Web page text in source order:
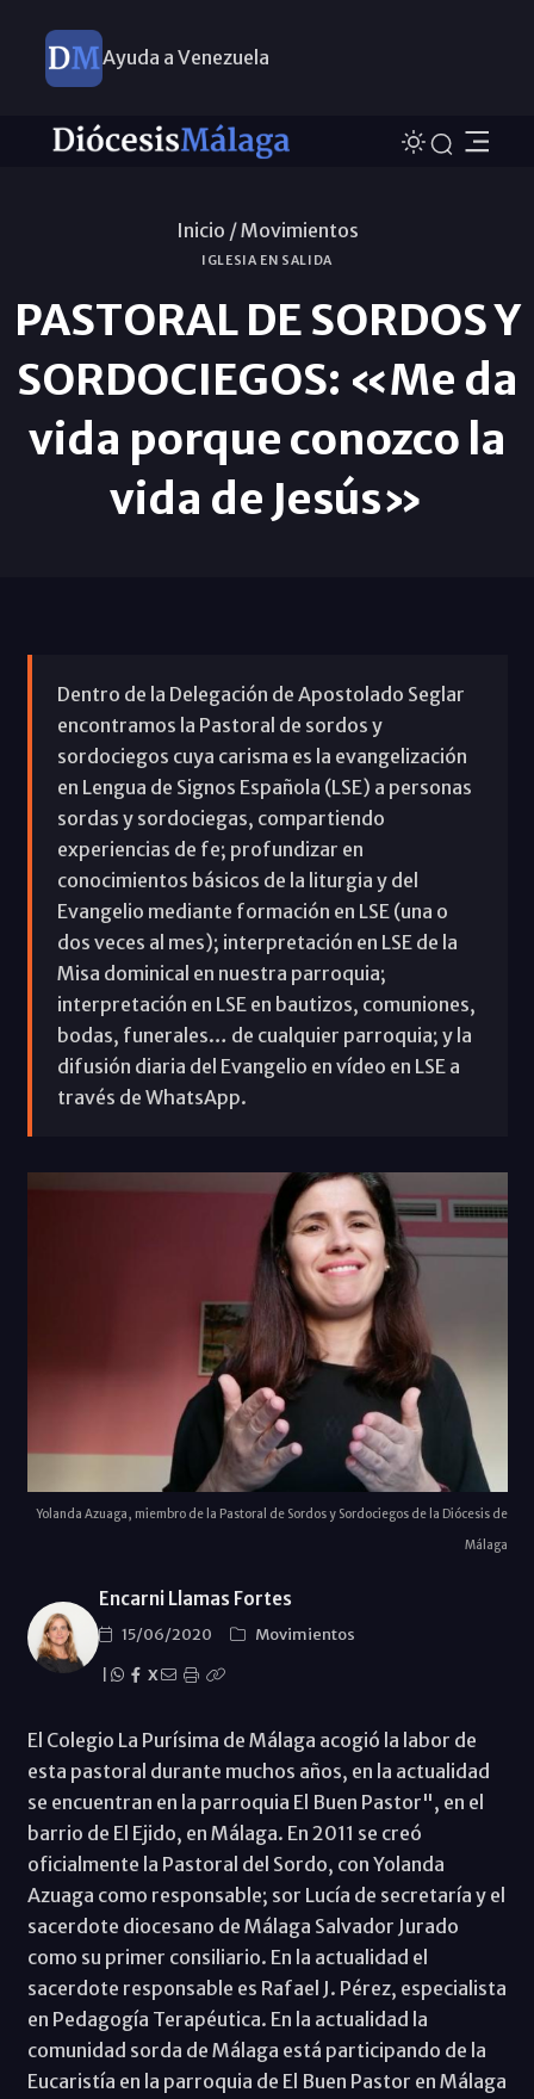
Ayuda a Venezuela
Inicio /Movimientos
IGLESIA EN SALIDA
PASTORAL DE SORDOS Y
SORDOCIEGOS: «Me da
vida porque conozco la
vida de Jesús»
Dentro de la Delegación de Apostolado Seglar
encontramos la Pastoral de sordos y
sordociegos cuya carisma es la evangelización
en Lengua de Signos Española (LSE) a personas
sordas y sordociegas, compartiendo
experiencias de fe; profundizar en
conocimientos básicos de la liturgia y del
Evangelio mediante formación en LSE (una o
dos veces al mes); interpretación en LSE de la
Misa dominical en nuestra parroquia;
interpretación en LSE en bautizos, comuniones,
bodas, funerales… de cualquier parroquia; y la
difusión diaria del Evangelio en vídeo en LSE a
través de WhatsApp.
Yolanda Azuaga, miembro de la Pastoral de Sordos y Sordociegos de la Diócesis de
Málaga
Encarni Llamas Fortes
15/06/2020
Movimientos
X
El Colegio La Purísima de Málaga acogió la labor de
esta pastoral durante muchos años, en la actualidad
se encuentran en la parroquia El Buen Pastor", en el
barrio de El Ejido, en Málaga. En 2011 se creó
oficialmente la Pastoral del Sordo, con Yolanda
Azuaga como responsable; sor Lucía de secretaría y el
sacerdote diocesano de Málaga Salvador Jurado
como su primer consiliario. En la actualidad el
sacerdote responsable es Rafael J. Pérez, especialista
en Pedagogía Terapéutica. En la actualidad la
comunidad sorda de Málaga está participando de la
Eucaristía en la parroquia de El Buen Pastor en Málaga